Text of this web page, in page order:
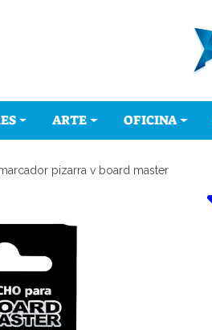
ARTE OFICINA
pizarra v board master